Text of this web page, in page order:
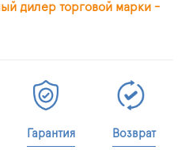
дилер торговой марки -
Гарантия Возврат